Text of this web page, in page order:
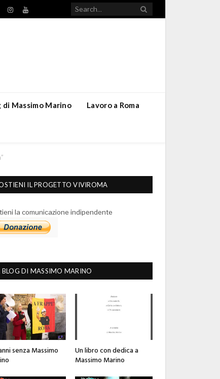
InstagramYouTube
di Massimo Marino Lavoro a Roma
IL PROGETTO VIVIROMA
la comunicazione indipendente
BLOG DI MASSIMO MARINO
senza Massimo
Un libro con dedica a
Massimo Marino